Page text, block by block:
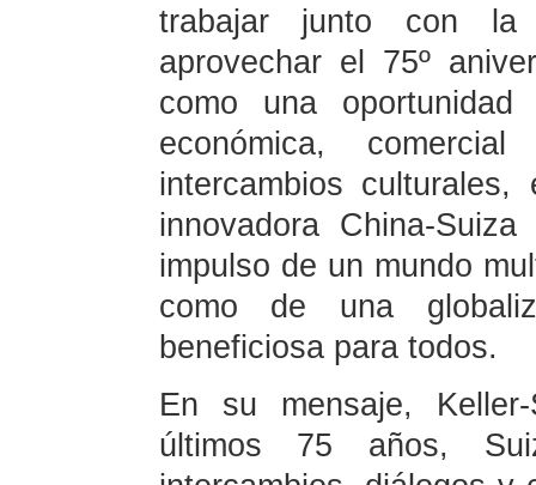
trabajar junto con la
aprovechar el 75º
como una
económica,
intercambios
innovadora China-
impulso de un mundo
como de una
beneficiosa para todos.
En su mensaje,
últimos 75 años,